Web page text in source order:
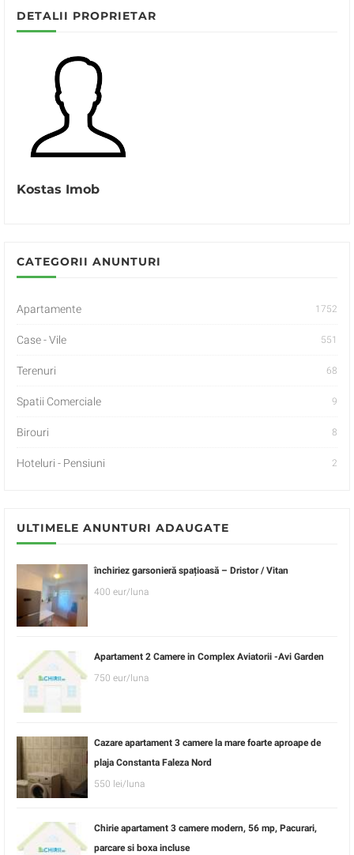
DETALII PROPRIETAR
Kostas Imob
CATEGORII ANUNTURI
Apartamente 1752
Case - Vile 551
Terenuri 68
Spatii Comerciale 9
Birouri 8
Hoteluri - Pensiuni 2
ULTIMELE ANUNTURI ADAUGATE
închiriez garsonieră spațioasă – Dristor / Vitan
400 eur/luna
Apartament 2 Camere in Complex Aviatorii -Avi Garden
750 eur/luna
Cazare apartament 3 camere la mare foarte aproape de
plaja Constanta Faleza Nord
550 lei/luna
Chirie apartament 3 camere modern, 56 mp, Pacurari,
parcare si boxa incluse